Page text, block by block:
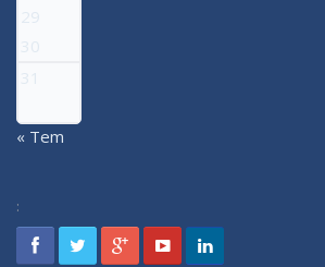
29
30
31
« Tem
: